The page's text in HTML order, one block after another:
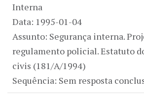
Interna
Data: 1995-01-04
Assunto: Segurança interna.
regulamento policial. Estatuto
civis (181/A/1994)
Sequência: Sem resposta